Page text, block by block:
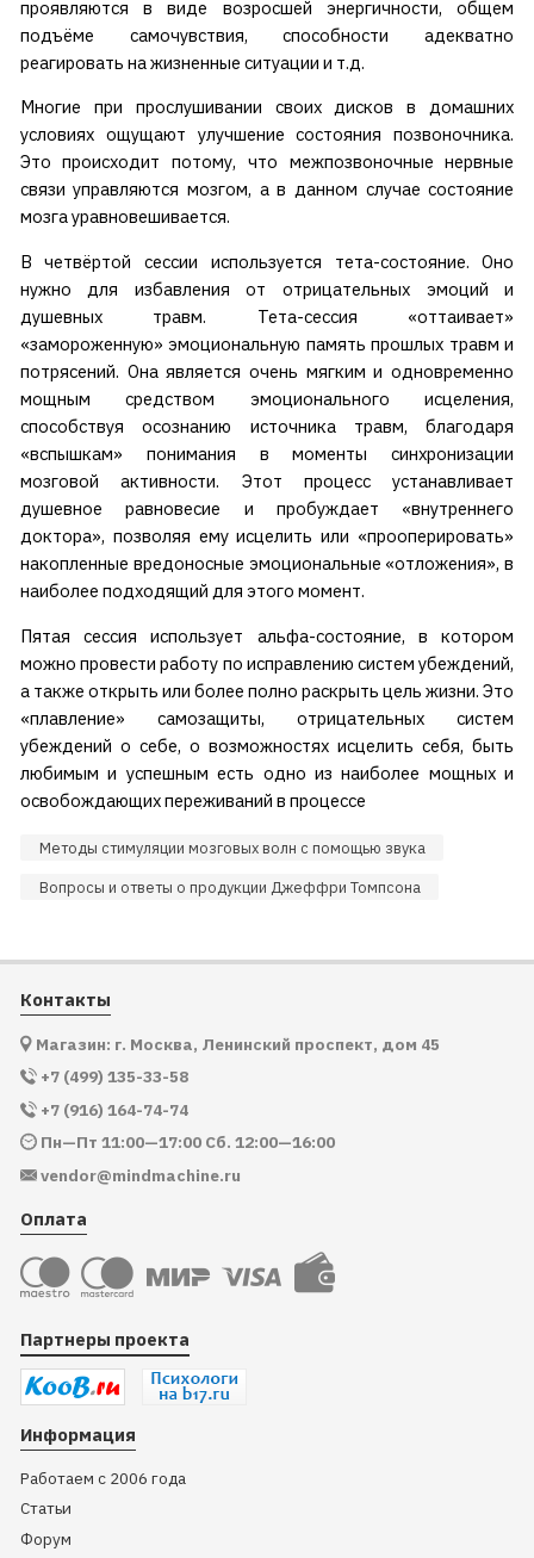
проявляются в виде возросшей энергичности, общем
подъёме самочувствия, способности адекватно
реагировать на жизненные ситуации и т.д.
Многие при прослушивании своих дисков в домашних
условиях ощущают улучшение состояния позвоночника.
Это происходит потому, что межпозвоночные нервные
связи управляются мозгом, а в данном случае состояние
мозга уравновешивается.
В четвёртой сессии используется тета-состояние. Оно
нужно для избавления от отрицательных эмоций и
душевных травм. Тета-сессия «оттаивает»
«замороженную» эмоциональную память прошлых травм и
потрясений. Она является очень мягким и одновременно
мощным средством эмоционального исцеления,
способствуя осознанию источника травм, благодаря
«вспышкам» понимания в моменты синхронизации
мозговой активности. Этот процесс устанавливает
душевное равновесие и пробуждает «внутреннего
доктора», позволяя ему исцелить или «прооперировать»
накопленные вредоносные эмоциональные «отложения», в
наиболее подходящий для этого момент.
Пятая сессия использует альфа-состояние, в котором
можно провести работу по исправлению систем убеждений,
а также открыть или более полно раскрыть цель жизни. Это
«плавление» самозащиты, отрицательных систем
убеждений о себе, о возможностях исцелить себя, быть
любимым и успешным есть одно из наиболее мощных и
освобождающих переживаний в процессе
Методы стимуляции мозговых волн с помощью звука
Вопросы и ответы о продукции Джеффри Томпсона
Контакты
Магазин: г. Москва, Ленинский проспект, дом 45
+7 (499) 135-33-58
+7 (916) 164-74-74
Пн—Пт 11:00—17:00 Сб. 12:00—16:00
vendor@mindmachine.ru
Оплата
Партнеры проекта
Информация
Работаем с 2006 года
Статьи
Форум